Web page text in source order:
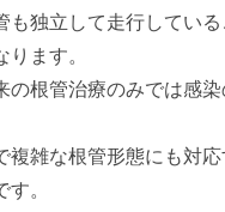
独立して走行してい
ます。
根管治療のみでは感
複雑な根管形態にも対
。